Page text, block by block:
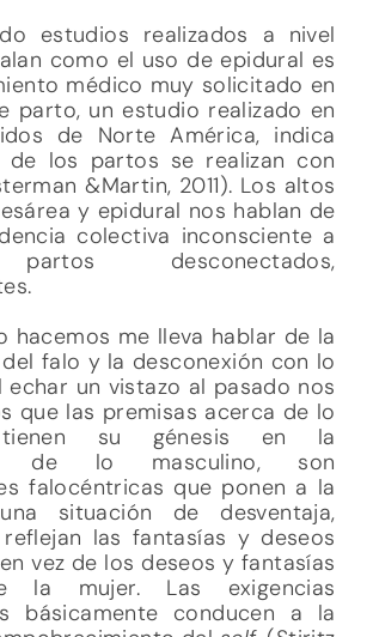
estudios realizados a nivel
como el uso de epidural es
médico muy solicitado en
parto, un estudio realizado en
de Norte América, indica
de los partos se realizan con
&Martin, 2011). Los altos
y epidural nos hablan de
colectiva inconsciente a
desconectados,
hacemos me lleva hablar de la
falo y la desconexión con lo
echar un vistazo al pasado nos
que las premisas acerca de lo
tienen su génesis en la
de lo masculino, son
falocéntricas que ponen a la
situación de desventaja,
las fantasías y deseos
vez de los deseos y fantasías
la mujer. Las exigencias
básicamente conducen a la